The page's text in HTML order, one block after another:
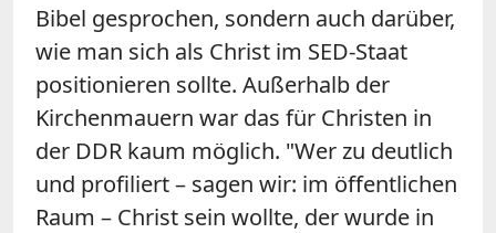
Bibel gesprochen, sondern auch darüber,
wie man sich als Christ im SED-Staat
positionieren sollte. Außerhalb der
Kirchenmauern war das für Christen in
der DDR kaum möglich. "Wer zu deutlich
und profiliert – sagen wir: im öffentlichen
Raum – Christ sein wollte, der wurde in